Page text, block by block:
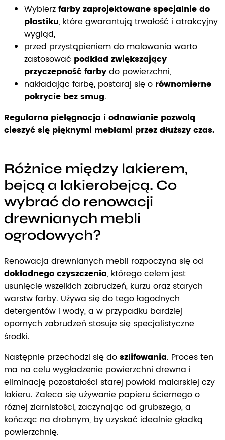
Wybierzfarby zaprojektowane specjalnie do
plastiku, które gwarantują trwałość i atrakcyjny
wygląd,
przed przystąpieniem do malowania warto
zastosować podkład zwiększający
przyczepność farbydo powierzchni,
nakładając farbę, postaraj się o równomierne
pokrycie bez smug.
Regularna pielęgnacja i odnawianie pozwolą
cieszyć się pięknymi meblami przez dłuższy czas.
Różnice między lakierem,
bejcą a lakierobejcą. Co
wybrać do renowacji
drewnianych mebli
ogrodowych?
Renowacja drewnianych mebli rozpoczyna się od
dokładnego czyszczenia, którego celem jest
usunięcie wszelkich zabrudzeń, kurzu oraz starych
warstw farby. Używa się do tego łagodnych
detergentów i wody, a w przypadku bardziej
opornych zabrudzeń stosuje się specjalistyczne
środki.
Następnie przechodzi się doszlifowania. Proces ten
ma na celu wygładzenie powierzchni drewna i
eliminację pozostałości starej powłoki malarskiej czy
lakieru. Zaleca się używanie papieru ściernego o
różnej ziarnistości, zaczynając od grubszego, a
kończąc na drobnym, by uzyskać idealnie gładką
powierzchnię.